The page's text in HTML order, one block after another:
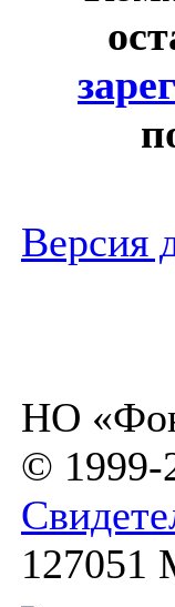
Версия
НО
© 1999-
127051